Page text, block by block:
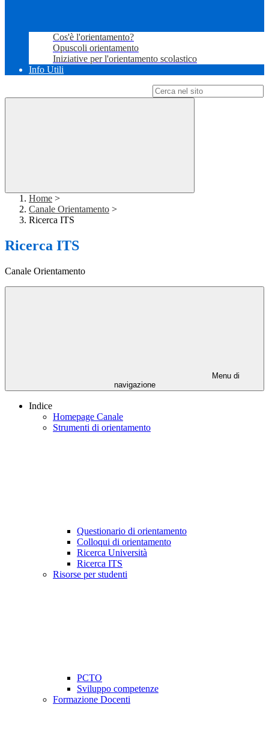
Cos'è l'orientamento?
Opuscoli orientamento
Iniziative per l'orientamento scolastico
Info Utili
Home >
Canale Orientamento >
Ricerca ITS
Ricerca ITS
Canale Orientamento
Menu di
navigazione
Indice
Homepage Canale
Strumenti di orientamento
Questionario di orientamento
Colloqui di orientamento
Ricerca Università
Ricerca ITS
Risorse per studenti
PCTO
Sviluppo competenze
Formazione Docenti